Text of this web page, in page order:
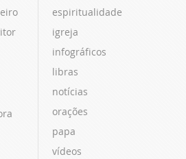
espiritualidade
igreja
infográficos
libras
notícias
orações
papa
vídeos